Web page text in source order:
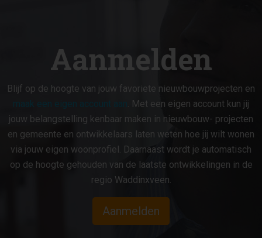
Aanmelden
Blijf op de hoogte van jouw favoriete nieuwbouwprojecten en
. Met een eigen account kun jij
jouw belangstelling kenbaar maken in nieuwbouw- projecten
en gemeente en ontwikkelaars laten weten hoe jij wilt wonen
via jouw eigen woonprofiel. Daarnaast wordt je automatisch
op de hoogte gehouden van de laatste ontwikkelingen in de
regio Waddinxveen.
Aanmelden